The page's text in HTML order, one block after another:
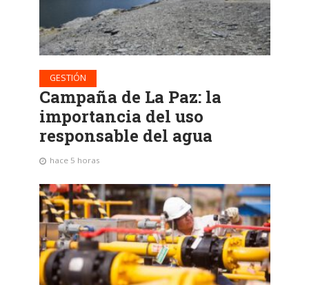
GESTIÓN
Campaña de La Paz: la
importancia del uso
responsable del agua
hace 5 horas